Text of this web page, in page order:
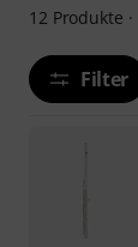
12 Produkte ·
Filter